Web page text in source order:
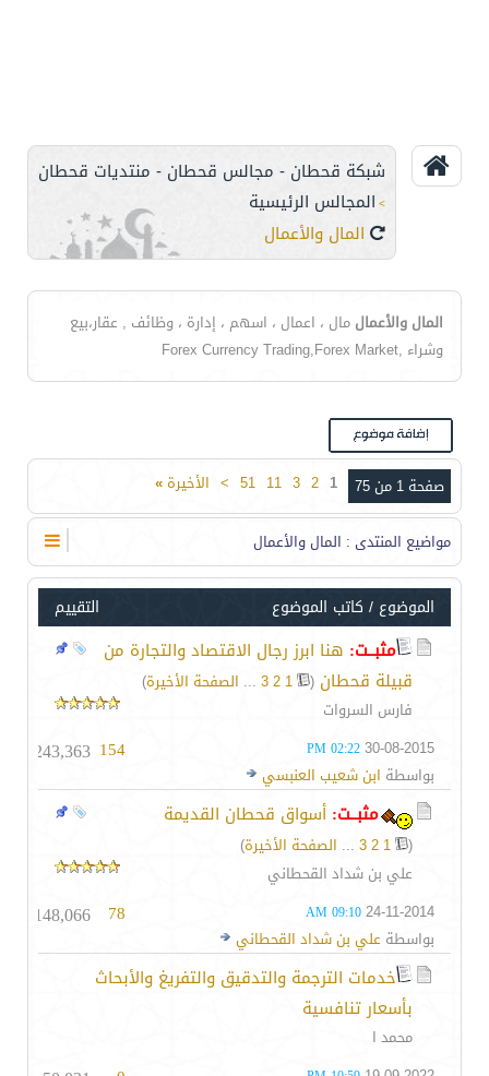
شبكة قحطان - مجالس قحطان - منتديات قحطان
> المجالس الرئيسية
المال والأعمال
المال والأعمال مال ، اعمال ، اسهم ، إدارة ، وظائف , عقار،بيع
وشراء ,Forex Currency Trading,Forex Market
صفحة 1 من 75 1
2
3
11
51
> الأخيرة»
مواضيع المنتدى : المال والأعمال
التقييم الموضوع / كاتب الموضوع
مثبــت: هنا ابرز رجال الاقتصاد والتجارة من
قبيلة قحطان (
1
2
3
... الصفحة الأخيرة)
فارس السروات
30-08-2015
02:22 PM
بواسطة ابن شعيب العنبسي
154
243,363
مثبــت: أسواق قحطان القديمة
(
1
2
3
... الصفحة الأخيرة)
علي بن شداد القحطاني
24-11-2014
09:10 AM
بواسطة علي بن شداد القحطاني
78
148,066
خدمات الترجمة والتدقيق والتفريغ والأبحاث
بأسعار تنافسية
محمد ا